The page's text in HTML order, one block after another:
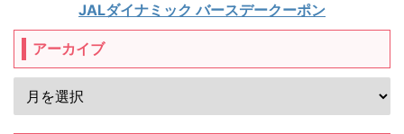
JALダイナミック バースデークーポン
アーカイブ